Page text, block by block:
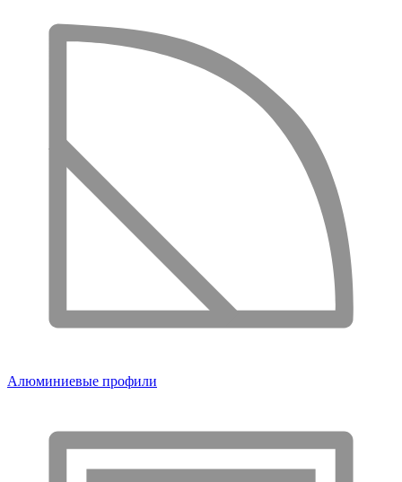
Алюминиевые профили